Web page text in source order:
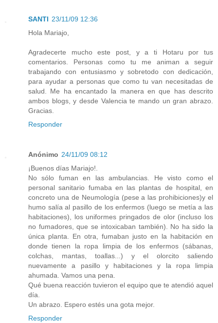
SANTI 23/11/09 12:36
Hola Mariajo,
Agradecerte mucho este post, y a ti Hotaru por tus
comentarios. Personas como tu me animan a seguir
trabajando con entusiasmo y sobretodo con dedicación,
para ayudar a personas que como tu van necesitadas de
salud. Me ha encantado la manera en que has descrito
ambos blogs, y desde Valencia te mando un gran abrazo.
Gracias.
Responder
Anónimo 24/11/09 08:12
¡Buenos días Mariajo!.
No sólo fuman en las ambulancias. He visto como el
personal sanitario fumaba en las plantas de hospital, en
concreto una de Neumología (pese a las prohibiciones)y el
humo salía al pasillo de los enfermos (luego se metía a las
habitaciones), los uniformes pringados de olor (incluso los
no fumadores, que se intoxicaban también). No ha sido la
única planta. En otra, fumaban justo en la habitación en
donde tienen la ropa limpia de los enfermos (sábanas,
colchas, mantas, toallas...) y el olorcito saliendo
nuevamente a pasillo y habitaciones y la ropa limpia
ahumada. Vamos una pena.
Qué buena reacción tuvieron el equipo que te atendió aquel
día.
Un abrazo. Espero estés una gota mejor.
Responder